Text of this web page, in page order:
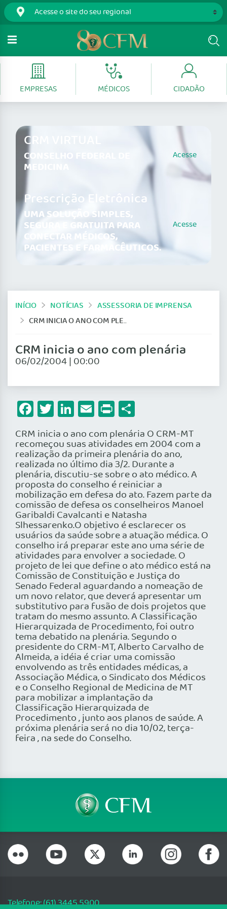
EMPRESAS MÉDICOS CIDADÃO
CRM VIRTUAL
CONSELHO FEDERAL DE
MEDICINA
Acesse
Prescrição Eletrônica
UMA SOLUÇÃO SIMPLES,
SEGURA E GRATUITA PARA
CONECTAR MÉDICOS,
PACIENTES E FARMACÊUTICOS.
Acesse
INÍCIO NOTÍCIAS
ASSESSORIA DE IMPRENSA
CRM INICIA O ANO COM PLENÁRIA
CRM inicia o ano com plenária
06/02/2004 | 00:00
Facebook
Twitter
LinkedIn
Email
Print
CRM inicia o ano com plenária O CRM-MT
recomeçou suas atividades em 2004 com a
realização da primeira plenária do ano,
realizada no último dia 3/2. Durante a
plenária, discutiu-se sobre o ato médico. A
proposta do conselho é reiniciar a
mobilização em defesa do ato. Fazem parte da
comissão de defesa os conselheiros Manoel
Garibaldi Cavalcanti e Natasha
Slhessarenko.O objetivo é esclarecer os
usuários da saúde sobre a atuação médica. O
conselho irá preparar este ano uma série de
atividades para envolver a sociedade. O
projeto de lei que define o ato médico está na
Comissão de Constituição e Justiça do
Senado Federal aguardando a nomeação de
um novo relator, que deverá apresentar um
substitutivo para fusão de dois projetos que
tratam do mesmo assunto. A Classificação
Hierarquizada de Procedimento, foi outro
tema debatido na plenária. Segundo o
presidente do CRM-MT, Alberto Carvalho de
Almeida, a idéia é criar uma comissão
envolvendo as três entidades médicas, a
Associação Médica, o Sindicato dos Médicos
e o Conselho Regional de Medicina de MT
para mobilizar a implantação da
Classificação Hierarquizada de
Procedimento , junto aos planos de saúde. A
próxima plenária será no dia 10/02, terça-
feira , na sede do Conselho.
Telefone: (61) 3445 5900